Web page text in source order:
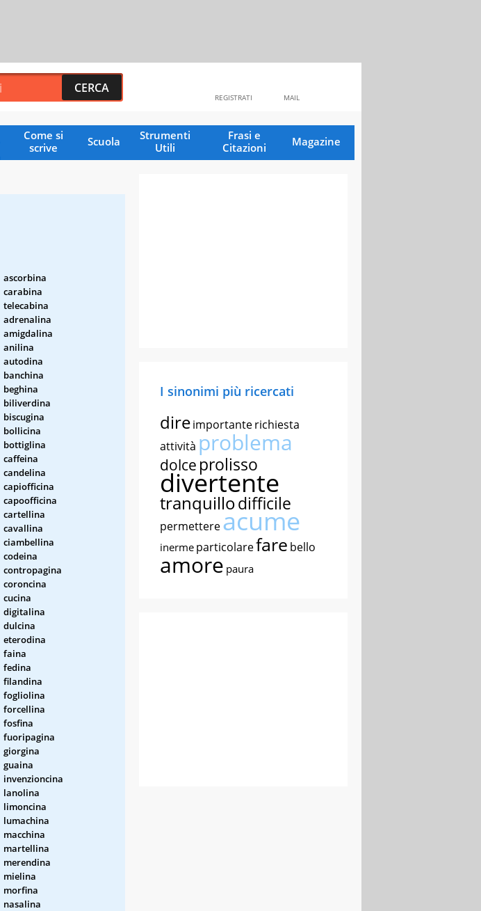
MAIL
REGISTRATI
Come si
scrive
Scuola
Strumenti
Utili
Frasi e
Citazioni
Magazine
ascorbina
carabina
telecabina
adrenalina
amigdalina
anilina
autodina
banchina
beghina
biliverdina
biscugina
bollicina
bottiglina
caffeina
candelina
capiofficina
capoofficina
cartellina
cavallina
ciambellina
codeina
contropagina
coroncina
cucina
digitalina
dulcina
eterodina
faina
fedina
filandina
fogliolina
forcellina
fosfina
fuoripagina
giorgina
guaina
invenzioncina
lanolina
limoncina
lumachina
macchina
martellina
merendina
mielina
morfina
nasalina
I sinonimi più ricercati
direimportanterichiesta
attività problema
dolce prolisso
divertente
tranquillodifficile
permettereacume
inerme particolarefare bello
amore paura